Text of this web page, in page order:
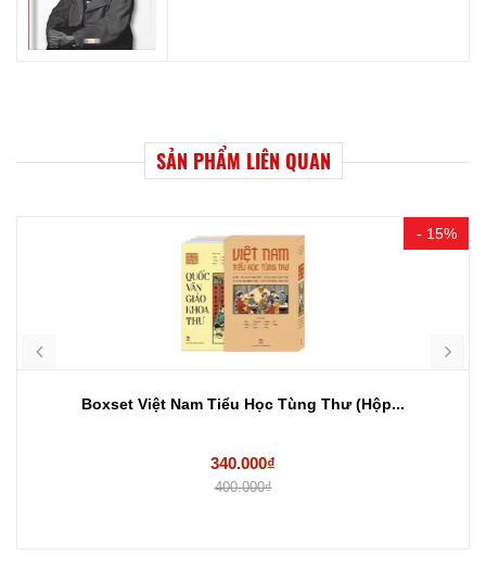
SẢN PHẨM LIÊN QUAN
- 15%
Boxset Việt Nam Tiểu Học Tùng Thư (Hộp...
340.000₫
400.000₫